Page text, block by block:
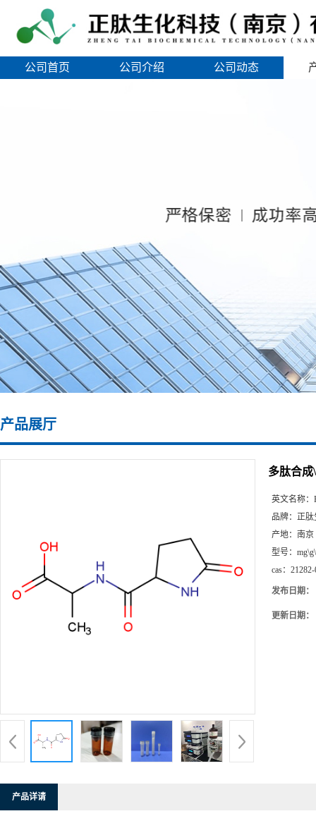
公司首页 公司介绍 公司动态
产品展厅
多肽合成
英文名称：
品牌： 正肽
产地： 南京
型号：
cas：
发布日期：
更新日期：
产品详请